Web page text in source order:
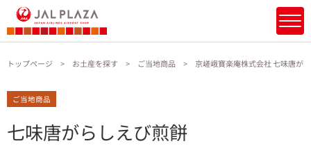
トップページ お土産を探す ご当地商品 京嵯峨寶楽庵株式会社 七味唐が
ご当地商品
七味唐がらしえび煎餅